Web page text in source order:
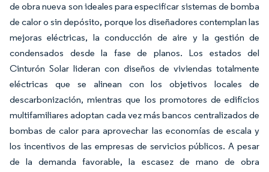
de obra nueva son ideales para especificar sistemas de bomba
de calor o sin depósito, porque los diseñadores contemplan las
mejoras eléctricas, la conducción de aire y la gestión de
condensados desde la fase de planos. Los estados del
Cinturón Solar lideran con diseños de viviendas totalmente
eléctricas que se alinean con los objetivos locales de
descarbonización, mientras que los promotores de edificios
multifamiliares adoptan cada vez más bancos centralizados de
bombas de calor para aprovechar las economías de escala y
los incentivos de las empresas de servicios públicos. A pesar
de la demanda favorable, la escasez de mano de obra